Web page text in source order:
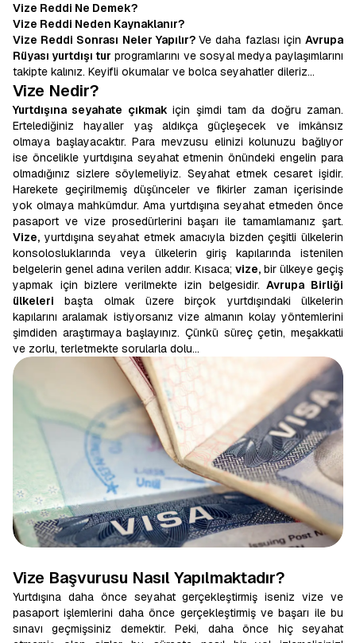
Vize Reddi Ne Demek?
Vize Reddi Neden Kaynaklanır?
Vize Reddi Sonrası Neler Yapılır?Ve daha fazlası içinAvrupa
Rüyası yurtdışı tur programlarını ve sosyal medya paylaşımlarını
takipte kalınız. Keyifli okumalar ve bolca seyahatler dileriz…
Vize Nedir?
Yurtdışına seyahate çıkmakiçin şimdi tam da doğru zaman.
Ertelediğiniz hayaller yaş aldıkça güçleşecek ve imkânsız
olmaya başlayacaktır. Para mevzusu elinizi kolunuzu bağlıyor
ise öncelikle yurtdışına seyahat etmenin önündeki engelin para
olmadığınız sizlere söylemeliyiz. Seyahat etmek cesaret işidir.
Harekete geçirilmemiş düşünceler ve fikirler zaman içerisinde
yok olmaya mahkûmdur. Ama yurtdışına seyahat etmeden önce
pasaport ve vize prosedürlerini başarı ile tamamlamanız şart.
Vize, yurtdışına seyahat etmek amacıyla bizden çeşitli ülkelerin
konsolosluklarında veya ülkelerin giriş kapılarında istenilen
belgelerin genel adına verilen addır. Kısaca; vize, bir ülkeye geçiş
yapmak için bizlere verilmekte izin belgesidir.Avrupa Birliği
ülkeleri başta olmak üzere birçok yurtdışındaki ülkelerin
kapılarını aralamak istiyorsanız vize almanın kolay yöntemlerini
şimdiden araştırmaya başlayınız. Çünkü süreç çetin, meşakkatli
ve zorlu, terletmekte sorularla dolu…
Vize Başvurusu Nasıl Yapılmaktadır?
Yurtdışına daha önce seyahat gerçekleştirmiş iseniz vize ve
pasaport işlemlerini daha önce gerçekleştirmiş ve başarı ile bu
sınavı geçmişsiniz demektir. Peki, daha önce hiç seyahat